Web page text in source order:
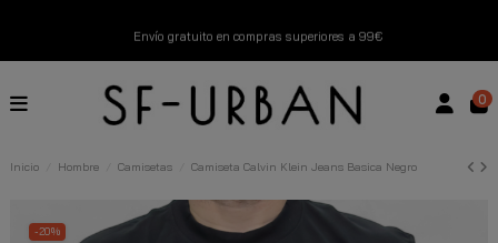
Envío gratuito en compras superiores a 99€
Nuevos productos disponibles esta semana
Descubre Nuestras Novedades Compra Ahora
0
Inicio Hombre Camisetas Camiseta Calvin Klein Jeans Basica Negro
-20%